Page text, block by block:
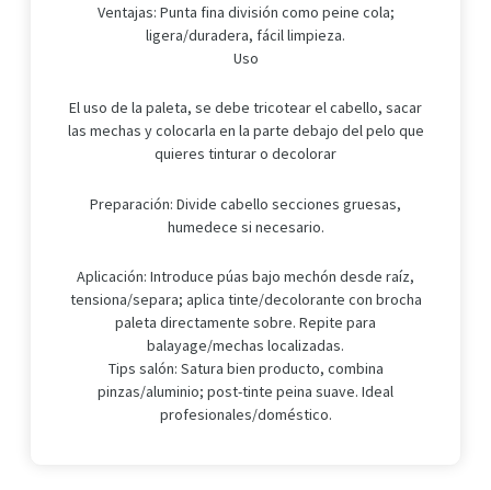
Ventajas: Punta fina división como peine cola;
ligera/duradera, fácil limpieza.
Uso
El uso de la paleta, se debe tricotear el cabello, sacar
las mechas y colocarla en la parte debajo del pelo que
quieres tinturar o decolorar
Preparación: Divide cabello secciones gruesas,
humedece si necesario.
Aplicación: Introduce púas bajo mechón desde raíz,
tensiona/separa; aplica tinte/decolorante con brocha
paleta directamente sobre. Repite para
balayage/mechas localizadas.
Tips salón: Satura bien producto, combina
pinzas/aluminio; post-tinte peina suave. Ideal
profesionales/doméstico.